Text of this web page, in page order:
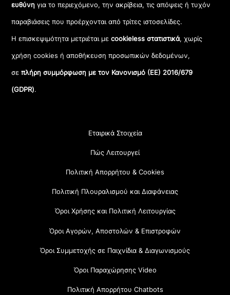
ευθύνη για το περιεχόμενο, την ακρίβεια, τις απόψεις ή τυχόν
παραβιάσεις που προέρχονται από τρίτες ιστοσελίδες.
Η επισκεψιμότητα μετριέται μεcookieless στατιστικά, χωρίς
χρήση cookies ή αποθήκευση προσωπικών δεδομένων,
σεπλήρη συμμόρφωση με τον Κανονισμό (ΕΕ) 2016/679
(GDPR).
Εταιρικά Στοιχεία
Πώς Λειτουργεί
Πολιτική Απορρήτου & Cookies
Πολιτική Πλουραλισμού και Διαφάνειας
Όροι Χρήσης και Πολιτική Λειτουργίας
Όροι Αγορών, Αποστολών & Επιστροφών
Όροι Συμμετοχής σε Παιχνίδια & Διαγωνισμούς
Όροι Παραχώρησης Video
Πολιτική Απορρήτου Chatbots